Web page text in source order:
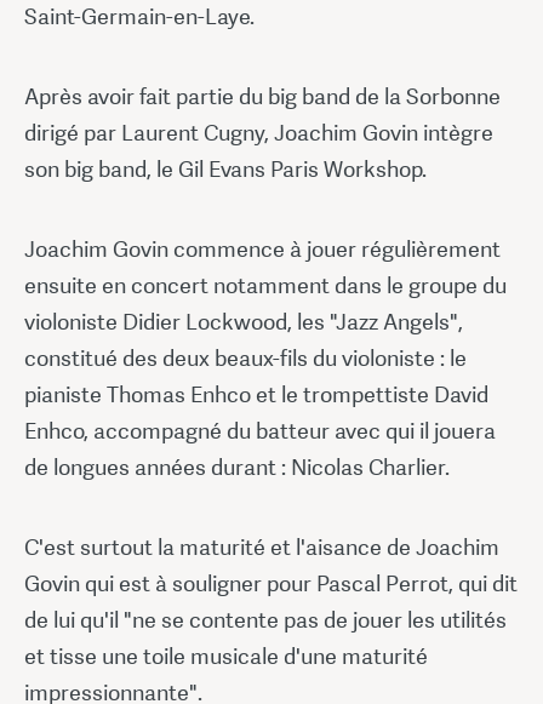
Saint-Germain-en-Laye.
Après avoir fait partie du big band de la Sorbonne
dirigé par Laurent Cugny, Joachim Govin intègre
son big band, le Gil Evans Paris Workshop.
Joachim Govin commence à jouer régulièrement
ensuite en concert notamment dans le groupe du
violoniste Didier Lockwood, les "Jazz Angels",
constitué des deux beaux-fils du violoniste : le
pianiste Thomas Enhco et le trompettiste David
Enhco, accompagné du batteur avec qui il jouera
de longues années durant : Nicolas Charlier.
C'est surtout la maturité et l'aisance de Joachim
Govin qui est à souligner pour Pascal Perrot, qui dit
de lui qu'il "ne se contente pas de jouer les utilités
et tisse une toile musicale d'une maturité
impressionnante".